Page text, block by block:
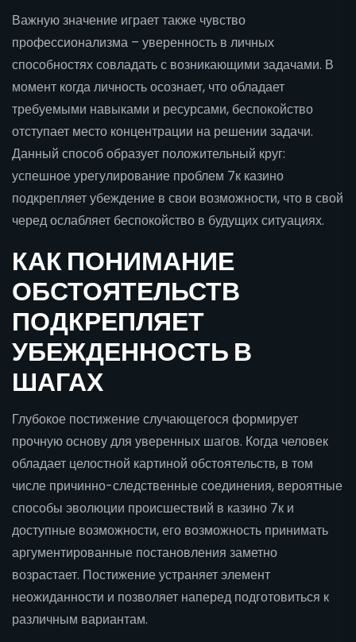
Важную значение играет также чувство
профессионализма – уверенность в личных
способностях совладать с возникающими задачами. В
момент когда личность осознает, что обладает
требуемыми навыками и ресурсами, беспокойство
отступает место концентрации на решении задачи.
Данный способ образует положительный круг:
успешное урегулирование проблем 7к казино
подкрепляет убеждение в свои возможности, что в свой
черед ослабляет беспокойство в будущих ситуациях.
КАК ПОНИМАНИЕ
ОБСТОЯТЕЛЬСТВ
ПОДКРЕПЛЯЕТ
УБЕЖДЕННОСТЬ В
ШАГАХ
Глубокое постижение случающегося формирует
прочную основу для уверенных шагов. Когда человек
обладает целостной картиной обстоятельств, в том
числе причинно-следственные соединения, вероятные
способы эволюции происшествий в казино 7к и
доступные возможности, его возможность принимать
аргументированные постановления заметно
возрастает. Постижение устраняет элемент
неожиданности и позволяет наперед подготовиться к
различным вариантам.